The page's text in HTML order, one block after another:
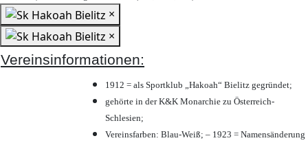
×
×
Vereinsinformationen:
1912 = als Sportklub „Hakoah“ Bielitz gegründet;
gehörte in der K&K Monarchie zu Österreich-
Schlesien;
Vereinsfarben: Blau-Weiß; – 1923 = Namensänderung